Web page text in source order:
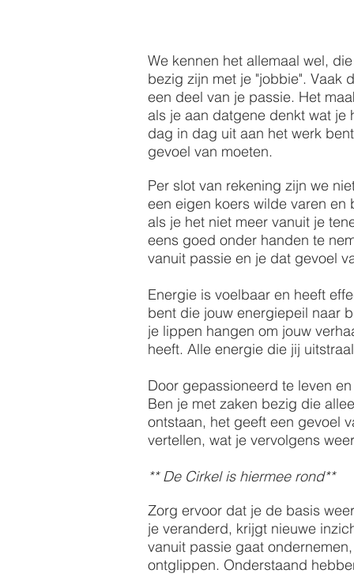
We kennen het allemaal wel,
bezig zijn met je "jobbie". Vaak
een deel van je passie. Het
als je aan datgene denkt wat je
dag in dag uit aan het werk
gevoel van moeten.
Per slot van rekening zijn we
een eigen koers wilde varen
als je het niet meer vanuit je
eens goed onder handen te
vanuit passie en je dat gevoel
Energie is voelbaar en heeft
bent die jouw energiepeil naar
je lippen hangen om jouw
heeft. Alle energie die jij
Door gepassioneerd te leven
Ben je met zaken bezig die
ontstaan, het geeft een gevoel
vertellen, wat je vervolgens
** De Cirkel is hiermee rond**
Zorg ervoor dat je de basis
je veranderd, krijgt nieuwe
vanuit passie gaat
ontglippen. Onderstaand